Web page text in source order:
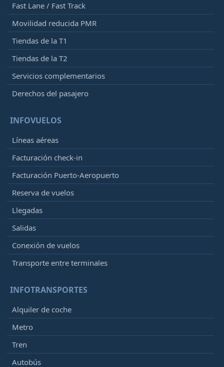
Fast Lane / Fast Track
Movilidad reducida PMR
Tiendas de la T1
Tiendas de la T2
Servicios complementarios
Derechos del pasajero
INFOVUELOS
Líneas aéreas
Facturación check-in
Facturación Puerto-Aeropuerto
Reserva de vuelos
Llegadas
Salidas
Conexión de vuelos
Transporte entre terminales
INFOTRANSPORTES
Alquiler de coche
Metro
Tren
Autobús